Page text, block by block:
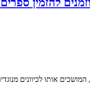
אותו לכיוונים